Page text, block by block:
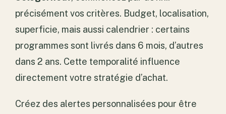
précisément vos critères. Budget, localisation,
superficie, mais aussi calendrier : certains
programmes sont livrés dans 6 mois, d’autres
dans 2 ans. Cette temporalité influence
directement votre stratégie d’achat.
Créez des alertes personnalisées pour être